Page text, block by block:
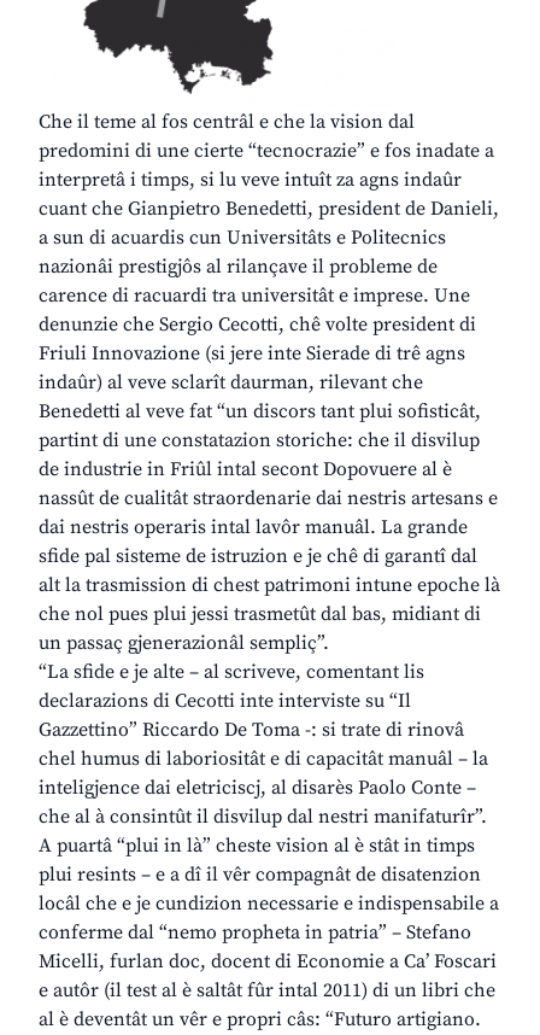
Che il teme al fos centrâl e che la vision dal
predomini di une cierte “tecnocrazie” e fos inadate a
interpretâ i timps, si lu veve intuît za agns indaûr
cuant che Gianpietro Benedetti, president de Danieli,
a sun di acuardis cun Universitâts e Politecnics
nazionâi prestigjôs al rilançave il probleme de
carence di racuardi tra universitât e imprese. Une
denunzie che Sergio Cecotti, chê volte president di
Friuli Innovazione (si jere inte Sierade di trê agns
indaûr) al veve sclarît daurman, rilevant che
Benedetti al veve fat “un discors tant plui sofisticât,
partint di une constatazion storiche: che il disvilup
de industrie in Friûl intal secont Dopovuere al è
nassût de cualitât straordenarie dai nestris artesans e
dai nestris operaris intal lavôr manuâl. La grande
sfide pal sisteme de istruzion e je chê di garantî dal
alt la trasmission di chest patrimoni intune epoche là
che nol pues plui jessi trasmetût dal bas, midiant di
un passaç gjenerazionâl sempliç”.
“La sfide e je alte – al scriveve, comentant lis
declarazions di Cecotti inte interviste su “Il
Gazzettino” Riccardo De Toma -: si trate di rinovâ
chel humus di laboriositât e di capacitât manuâl – la
inteligjence dai eletriciscj, al disarès Paolo Conte –
che al à consintût il disvilup dal nestri manifaturîr”.
A puartâ “plui in là” cheste vision al è stât in timps
plui resints – e a dî il vêr compagnât de disatenzion
locâl che e je cundizion necessarie e indispensabile a
conferme dal “nemo propheta in patria” – Stefano
Micelli, furlan doc, docent di Economie a Ca’ Foscari
e autôr (il test al è saltât fûr intal 2011) di un libri che
al è deventât un vêr e propri câs: “Futuro artigiano.